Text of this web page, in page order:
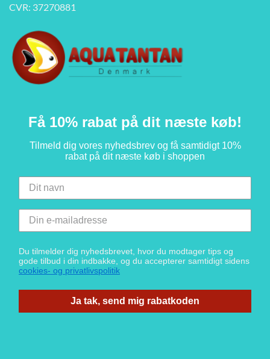
CVR: 37270881
Få 10% rabat på dit næste køb!
Tilmeld dig vores nyhedsbrev og få samtidigt 10%
rabat på dit næste køb i shoppen
Du tilmelder dig nyhedsbrevet, hvor du modtager tips og
gode tilbud i din indbakke, og du accepterer samtidigt sidens
cookies- og privatlivspolitik
Ja tak, send mig rabatkoden